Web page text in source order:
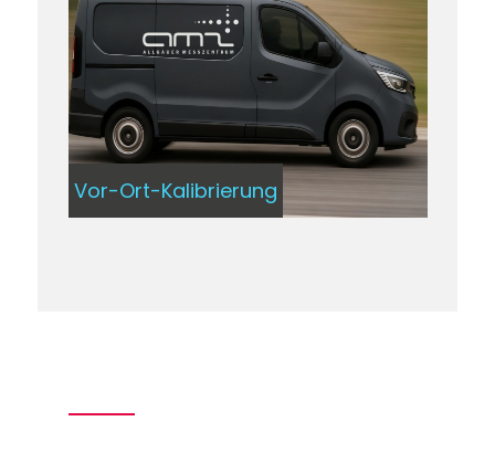
Vor-Ort-Kalibrierung